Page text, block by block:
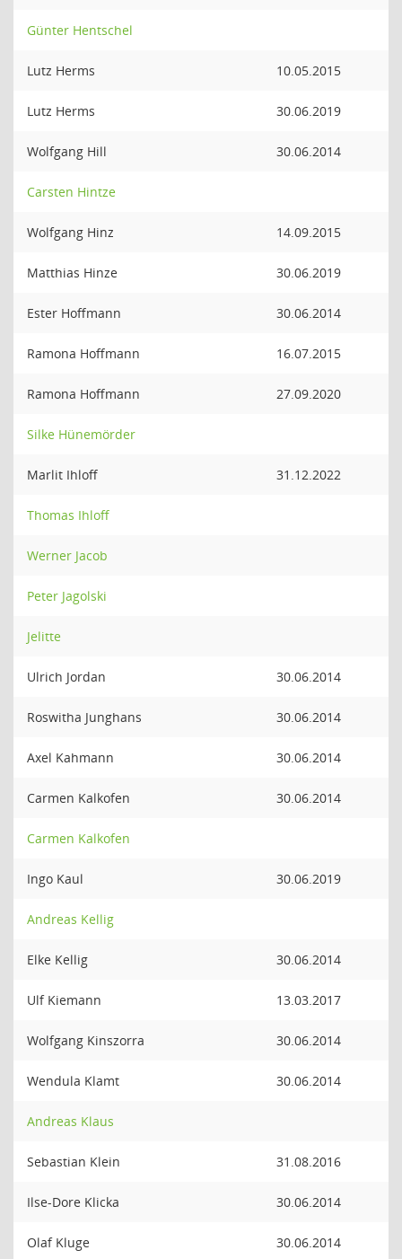
Günter Hentschel
Lutz Herms 10.05.2015
Lutz Herms 30.06.2019
Wolfgang Hill 30.06.2014
Carsten Hintze
Wolfgang Hinz 14.09.2015
Matthias Hinze 30.06.2019
Ester Hoffmann 30.06.2014
Ramona Hoffmann 16.07.2015
Ramona Hoffmann 27.09.2020
Silke Hünemörder
Marlit Ihloff 31.12.2022
Thomas Ihloff
Werner Jacob
Peter Jagolski
Jelitte
Ulrich Jordan 30.06.2014
Roswitha Junghans 30.06.2014
Axel Kahmann 30.06.2014
Carmen Kalkofen 30.06.2014
Carmen Kalkofen
Ingo Kaul 30.06.2019
Andreas Kellig
Elke Kellig 30.06.2014
Ulf Kiemann 13.03.2017
Wolfgang Kinszorra 30.06.2014
Wendula Klamt 30.06.2014
Andreas Klaus
Sebastian Klein 31.08.2016
Ilse-Dore Klicka 30.06.2014
Olaf Kluge 30.06.2014